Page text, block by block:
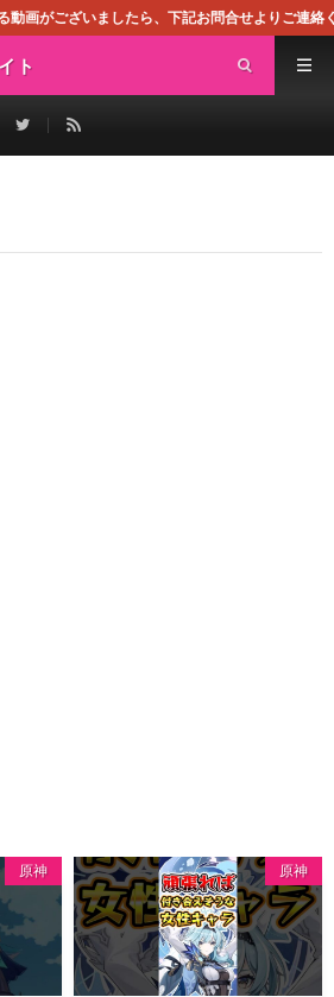
たら、下記お問合せよりご連絡ください。
ト
原神 原神